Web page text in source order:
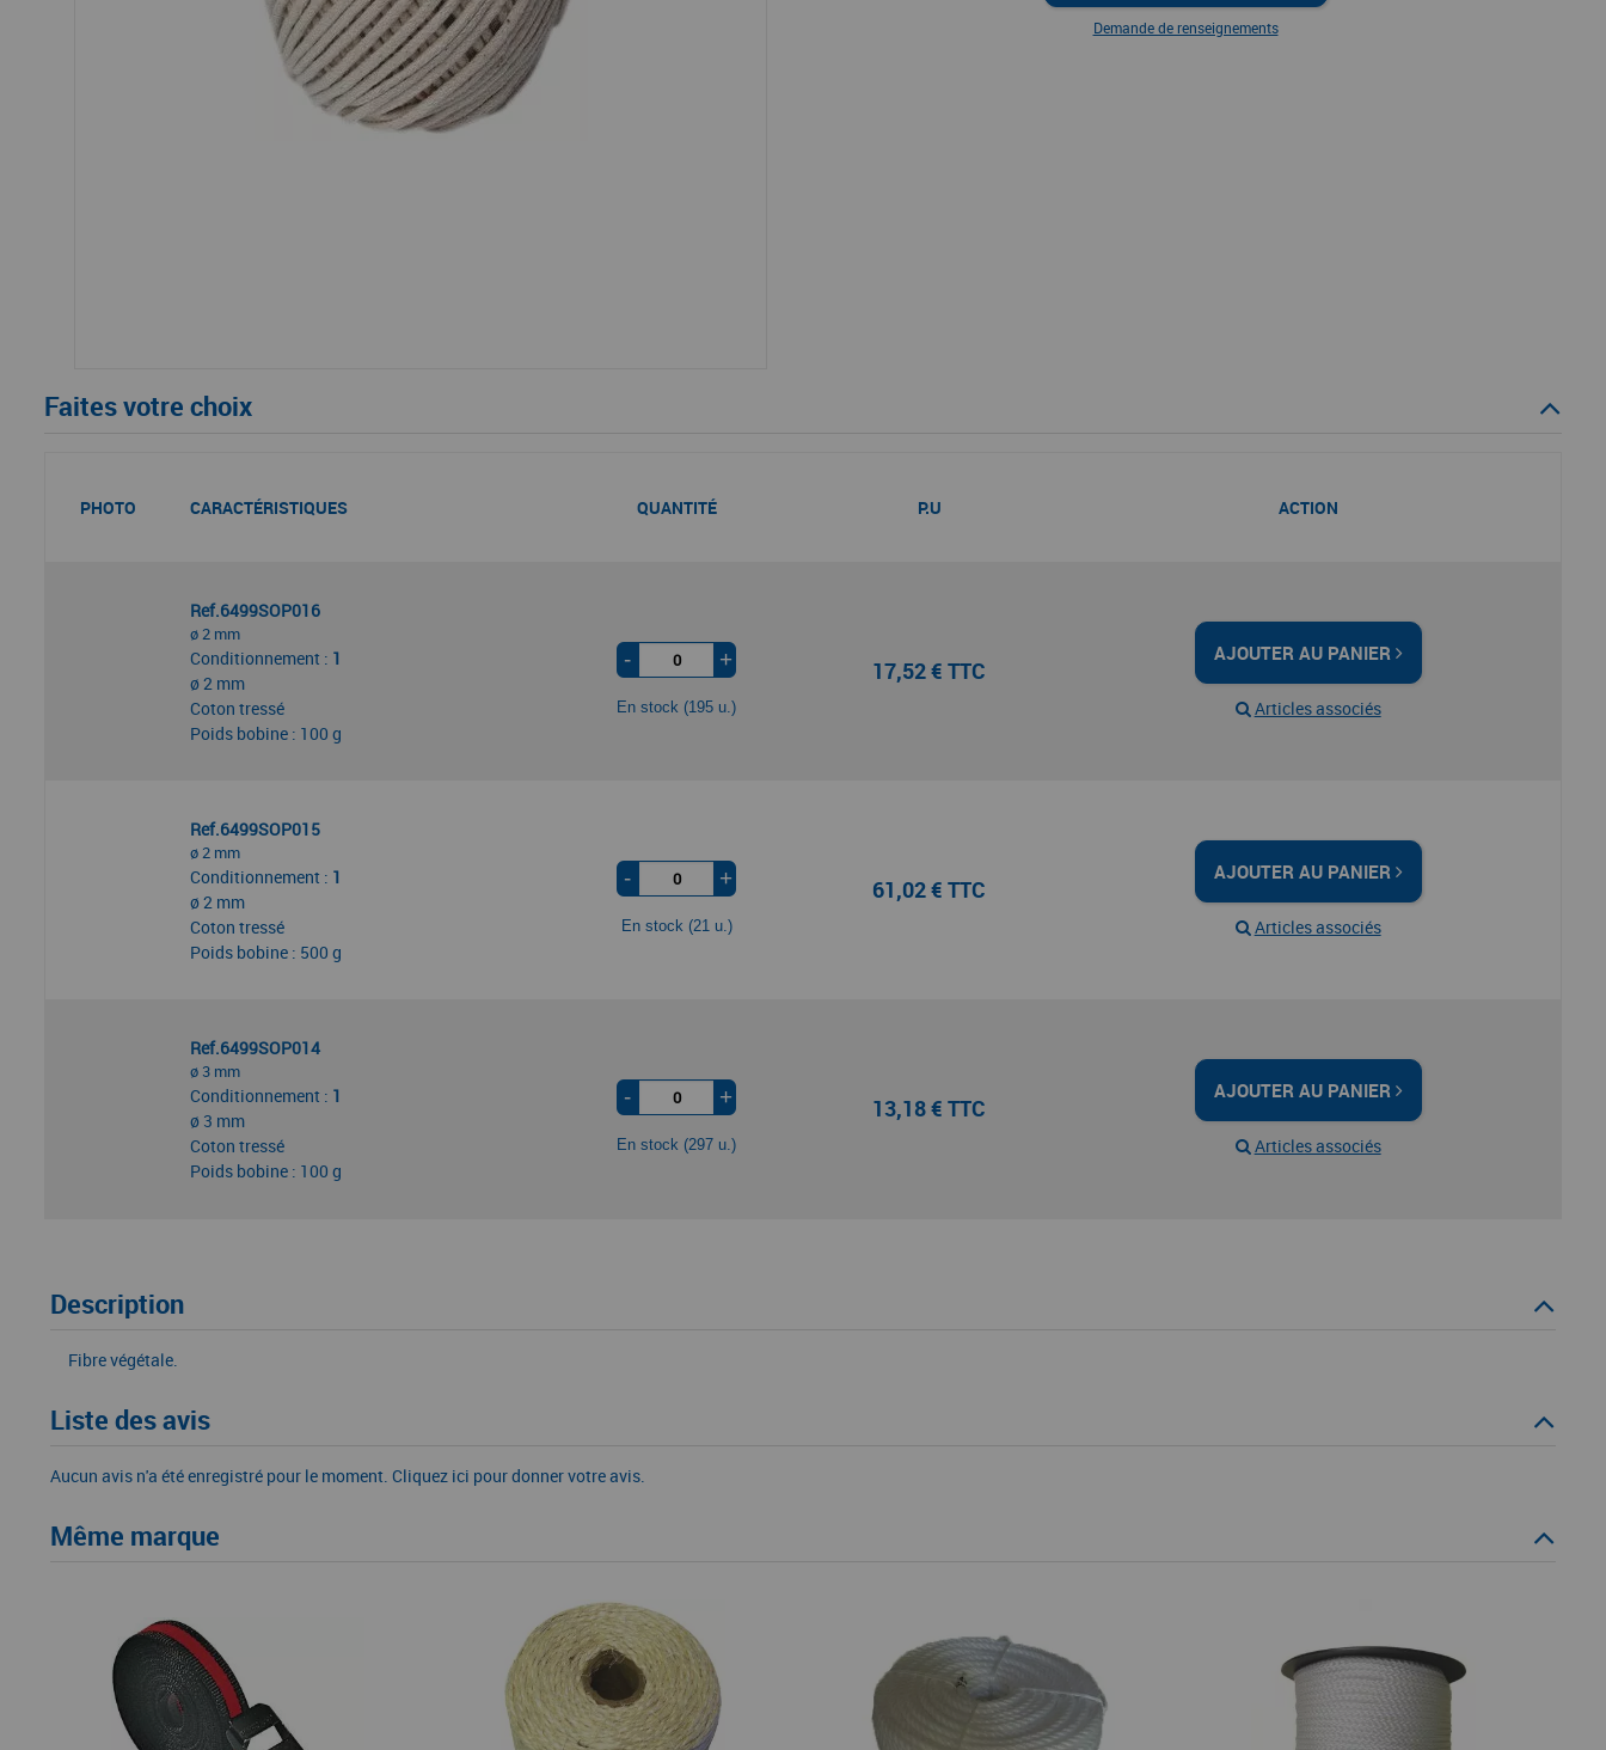
Demande de renseignements
Faites votre choix
PHOTO CARACTÉRISTIQUES QUANTITÉ P.U ACTION
Ref.6499SOP016
ø 2 mm
Conditionnement : 1
ø 2 mm
Coton tressé
Poids bobine : 100 g
- +
En stock (195 u.)
17,52 € TTC
AJOUTER AU PANIER
Articles associés
Ref.6499SOP015
ø 2 mm
Conditionnement : 1
ø 2 mm
Coton tressé
Poids bobine : 500 g
- +
En stock (21 u.)
61,02 € TTC
AJOUTER AU PANIER
Articles associés
Ref.6499SOP014
ø 3 mm
Conditionnement : 1
ø 3 mm
Coton tressé
Poids bobine : 100 g
- +
En stock (297 u.)
13,18 € TTC
AJOUTER AU PANIER
Articles associés
Description
Fibre végétale.
Liste des avis
Aucun avis n'a été enregistré pour le moment. Cliquez ici pour donner votre avis.
Même marque